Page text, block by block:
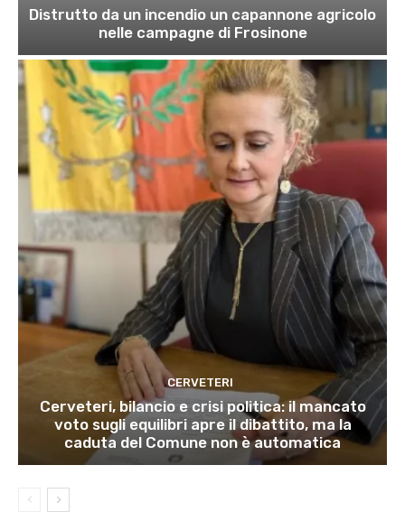
Distrutto da un incendio un capannone agricolo
nelle campagne di Frosinone
CERVETERI
Cerveteri, bilancio e crisi politica: il mancato
voto sugli equilibri apre il dibattito, ma la
caduta del Comune non è automatica